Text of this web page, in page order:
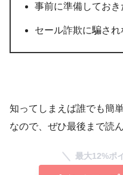
事前に準備してお
セール詐欺に騙され
知ってしまえば誰でも簡
なので、ぜひ最後まで読
最大12%ポ